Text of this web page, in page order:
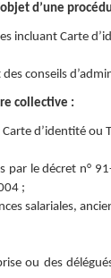
d’une
incluant Carte
conseils
collective :
d’identité ou
par le décret n°
;
salariales,
ou des